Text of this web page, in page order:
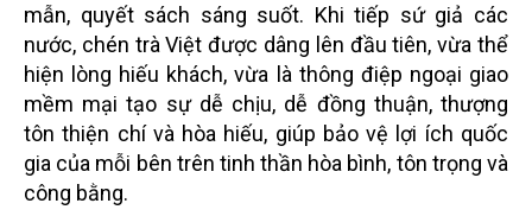
mẫn, quyết sách sáng suốt. Khi tiếp sứ giả các
nước, chén trà Việt được dâng lên đầu tiên, vừa thể
hiện lòng hiếu khách, vừa là thông điệp ngoại giao
mềm mại tạo sự dễ chịu, dễ đồng thuận, thượng
tôn thiện chí và hòa hiếu, giúp bảo vệ lợi ích quốc
gia của mỗi bên trên tinh thần hòa bình, tôn trọng và
công bằng.